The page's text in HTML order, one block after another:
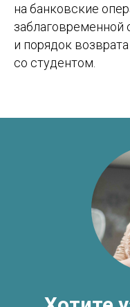
на банковские
и порядок
со студентом.